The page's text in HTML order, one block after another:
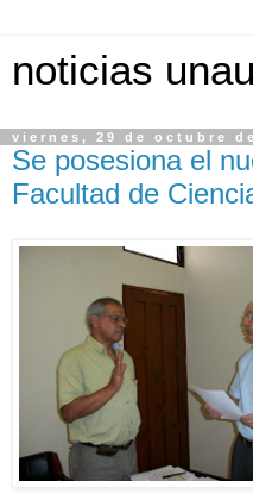
noticias
viernes, 29 de octubre
Se posesiona el
Facultad de